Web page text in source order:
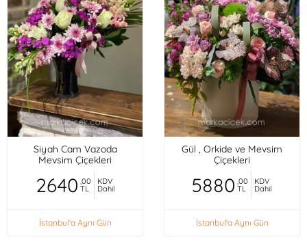
Siyah Cam Vazoda
Mevsim Çiçekleri
2640 ,00
TL
KDV
Dahil
İstanbul'a Aynı Gün
Gül , Orkide ve Mevsim
Çiçekleri
5880 ,00
TL
KDV
Dahil
İstanbul'a Aynı Gün